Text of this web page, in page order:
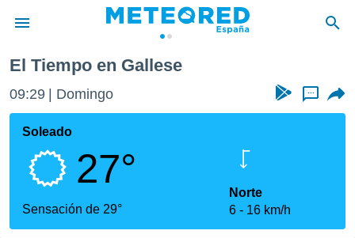
de
por
que se
calidad.
a este
las
El Tiempo en Gallese
09:29 Domingo ...
Soleado
27°
Sensación de 29°
Norte
6
16 km/h